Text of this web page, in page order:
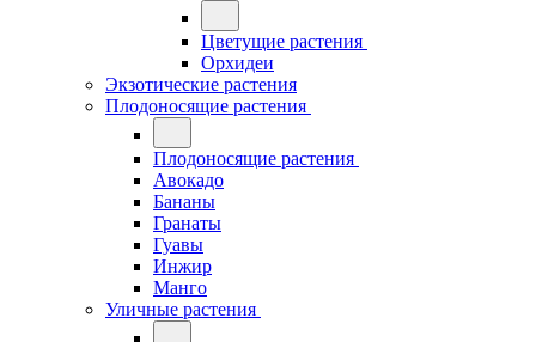
Цветущие растения
Орхидеи
Экзотические растения
Плодоносящие растения
Плодоносящие растения
Авокадо
Бананы
Гранаты
Гуавы
Инжир
Манго
Уличные растения